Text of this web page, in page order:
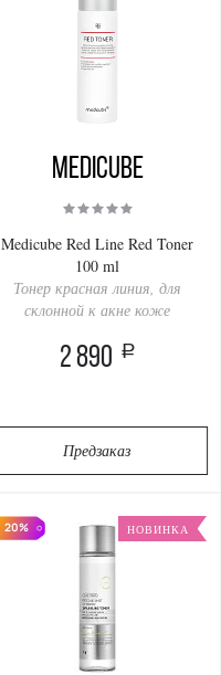
Medicube
Medicube Red Line Red Toner
100 ml
Тонер красная линия, для
склонной к акне коже
2 890 a
Предзаказ
20% НОВИНКА